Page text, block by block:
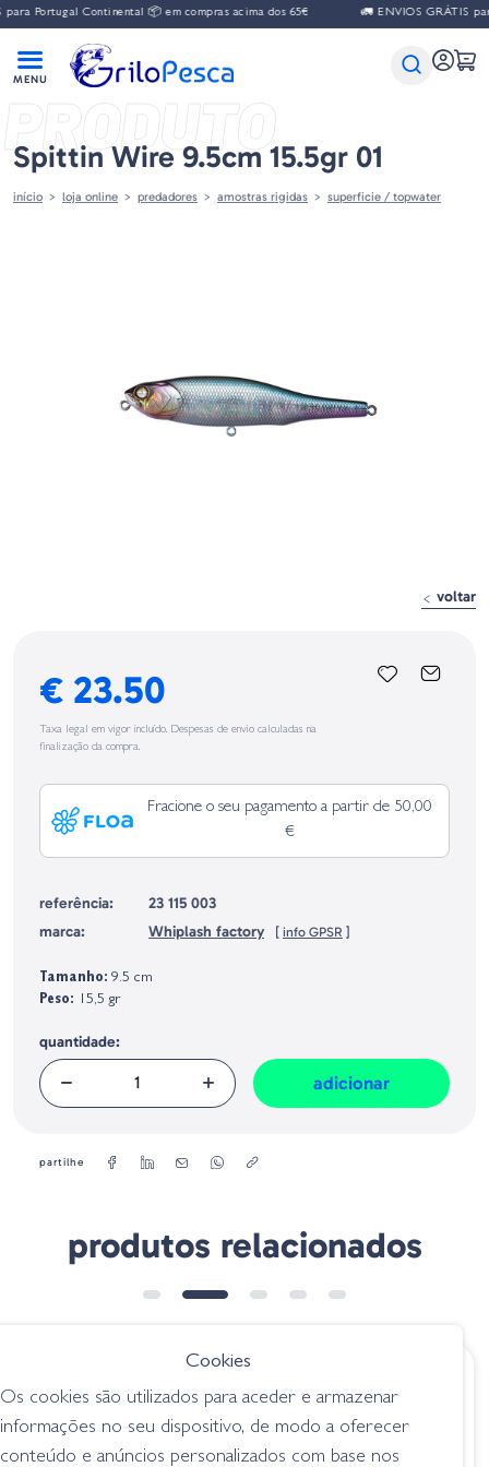
Portugal Continental 📦 em compras acima dos 65€ 🚛 ENVIOS GRÁTIS
PRODUTO
Spittin Wire 9.5cm 15.5gr 01
início loja online predadores amostras rigidas superficie / topwater
voltar
€ 23.50
Taxa legal em vigor incluído. Despesas de envio calculadas na
finalização da compra.
Fracione o seu pagamento a partir de 50,00
€
referência:
23 115 003
marca:
Whiplash factory [ info GPSR ]
Europeia, dos produtos da marca, conforme requerido no Regulamento
Geral sobre a Segurança dos Produtos (GPSR):
Tamanho: 9.5 cm
Peso:
15,5 gr
quantidade:
adicionar
partilhe
produtos relacionados
€ 16.50
Heddon Feather
Dressed Super
Arbogast Hula
Popper - Coach
Cookies
Os cookies são utilizados para aceder e armazenar
informações no seu dispositivo, de modo a oferecer
conteúdo e anúncios personalizados com base nos